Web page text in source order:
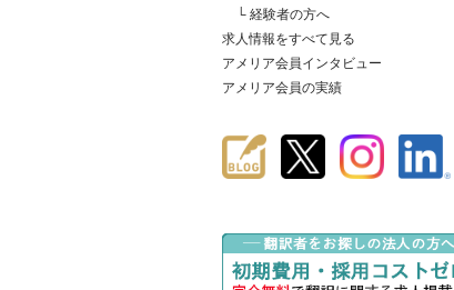
└ 経験者の方へ
求人情報をすべて見る
アメリア会員インタビュー
アメリア会員の実績